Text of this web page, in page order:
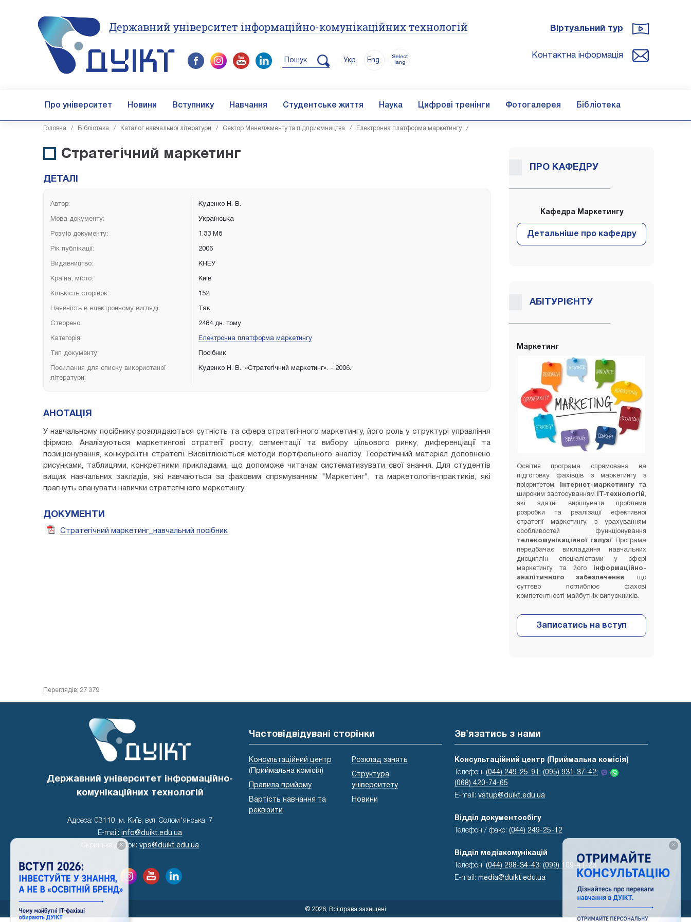
Державний університет інформаційно-комунікаційних технологій
Пошук Укр. Eng.
Select
lang
Віртуальний тур
Контактна інформація
Про університет Новини Вступнику Навчання Студентське життя Наука Цифрові тренінги Фотогалерея Бібліотека
Головна / Бібліотека / Каталог навчальної літератури / Сектор Менеджменту та підприємництва / Електронна платформа маркетингу /
Стратегічний маркетинг
ДЕТАЛІ
Автор: Куденко Н. В.
Мова документу: Українська
Розмір документу: 1.33 Мб
Рік публікації: 2006
Видавництво: КНЕУ
Країна, місто: Київ
Кількість сторінок: 152
Наявність в електронному вигляді: Так
Створено: 2484 дн. тому
Категорія: Електронна платформа маркетингу
Тип документу: Посібник
Посилання для списку використаної
літератури:
Куденко Н. В.. «Стратегічний маркетинг». - 2006.
АНОТАЦІЯ
У навчальному посібнику розглядаються сутність та сфера стратегічного маркетингу, його роль у структурі управління
фірмою. Аналізуються маркетингові стратегії росту, сегментації та вибору цільового ринку, диференціації та
позиціонування, конкурентні стратегії. Висвітлюються методи портфельного аналізу. Теоретичний матеріал доповнено
рисунками, таблицями, конкретними прикладами, що допоможе читачам систематизувати свої знання. Для студентів
вищих навчальних закладів, які навчаються за фаховим спрямуванням "Маркетинг", та маркетологів-практиків, які
прагнуть опанувати навички стратегічного маркетингу.
ДОКУМЕНТИ
Стратегічний маркетинг_навчальний посібник
ПРО КАФЕДРУ
Кафедра Маркетингу
АБІТУРІЄНТУ
Маркетинг
Освітня програма спрямована на
підготовку фахівців з маркетингу з
пріоритетом
Інтернет-маркетингута
широким застосуванням
ІТ-технологій,
які здатні вирішувати проблеми
розробки та реалізації ефективної
стратегії маркетингу, з урахуванням
особливостей функціонування
телекомунікаційної галузі . Програма
передбачає викладання навчальних
дисциплін спеціалістами у сфері
маркетингу та його
інформаційно-
аналітичного забезпечення, що
суттєво поглиблює фахові
компетентності майбутніх випускників.
Переглядів: 27 379
Державний університет інформаційно-
комунікаційних технологій
Адреса: 03110, м. Київ, вул. Солом'янська, 7
E-mail: info@duikt.edu.ua
Скринька довіри: vps@duikt.edu.ua
Частовідвідувані сторінки
Консультаційний центр
(Приймальна комісія)
Правила прийому
Вартість навчання та
реквізити
Розклад занять
Структура
університету
Новини
Зв'язатись з нами
Консультаційний центр (Приймальна комісія)
Телефон: (044) 249-25-91; (095) 931-37-42;
(068) 420-74-65
E-mail: vstup@duikt.edu.ua
Відділ документообігу
Телефон / факс: (044) 249-25-12
Відділ медіакомунікацій
Телефон: (044) 298-34-43; (099) 109-41-23
E-mail: media@duikt.edu.ua
© 2026, Всі права захищені
×
×